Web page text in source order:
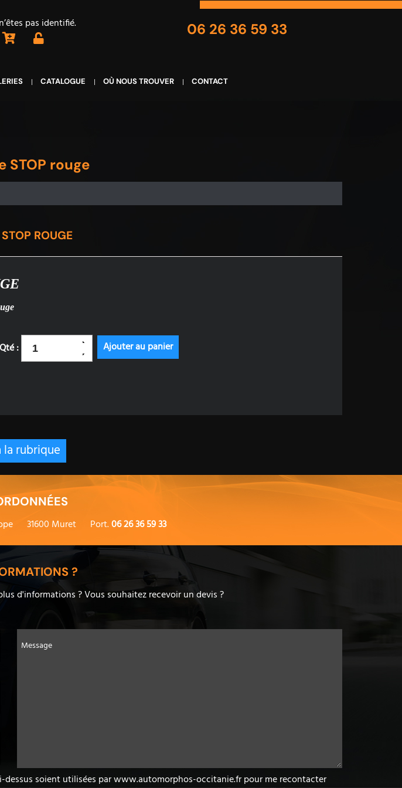
pas identifié. 06 26 36 59 33
CATALOGUE OÙ NOUS TROUVER CONTACT
STOP rouge
ROUGE
Qté :
la rubrique
31600 Muret Port.06 26 36 59 33
?
d'informations ? Vous souhaitez recevoir un devis ?
Message
dessus soient utilisées par www.automorphos-occitanie.fr pour me recontacter